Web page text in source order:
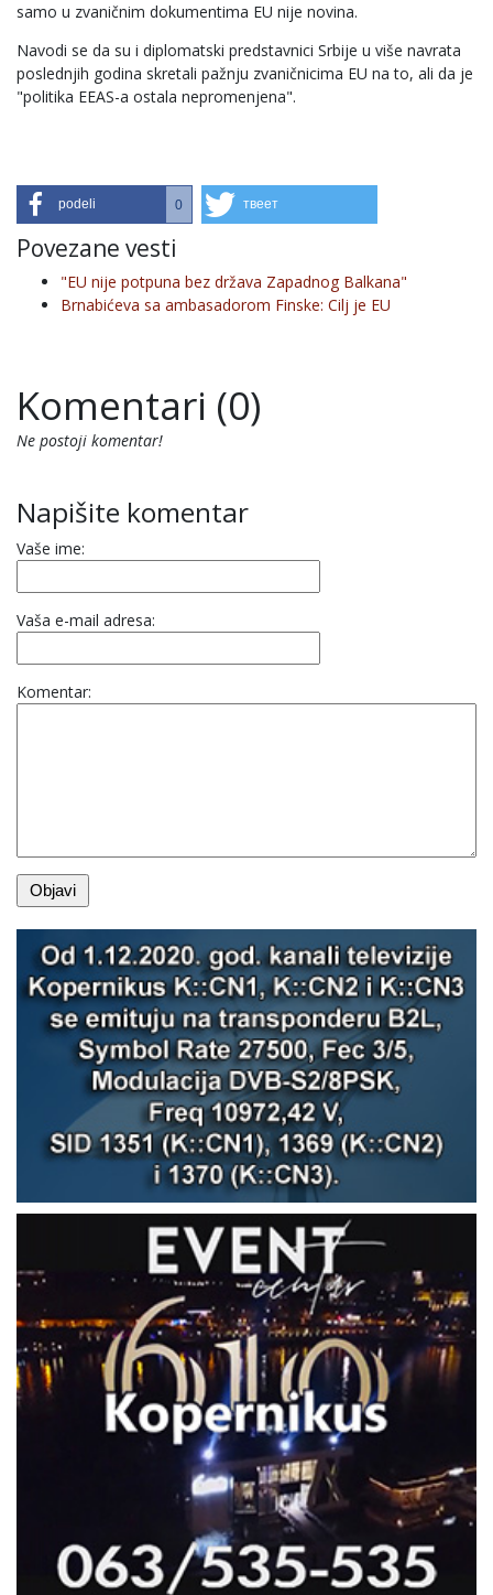
samo u zvaničnim dokumentima EU nije novina.
Navodi se da su i diplomatski predstavnici Srbije u više navrata
poslednjih godina skretali pažnju zvaničnicima EU na to, ali da je
"politika EEAS-a ostala nepromenjena".
podeli 0 твеет
Povezane vesti
"EU nije potpuna bez država Zapadnog Balkana"
Brnabićeva sa ambasadorom Finske: Cilj je EU
Komentari (0)
Ne postoji komentar!
Napišite komentar
Vaše ime:
Vaša e-mail adresa:
Komentar: